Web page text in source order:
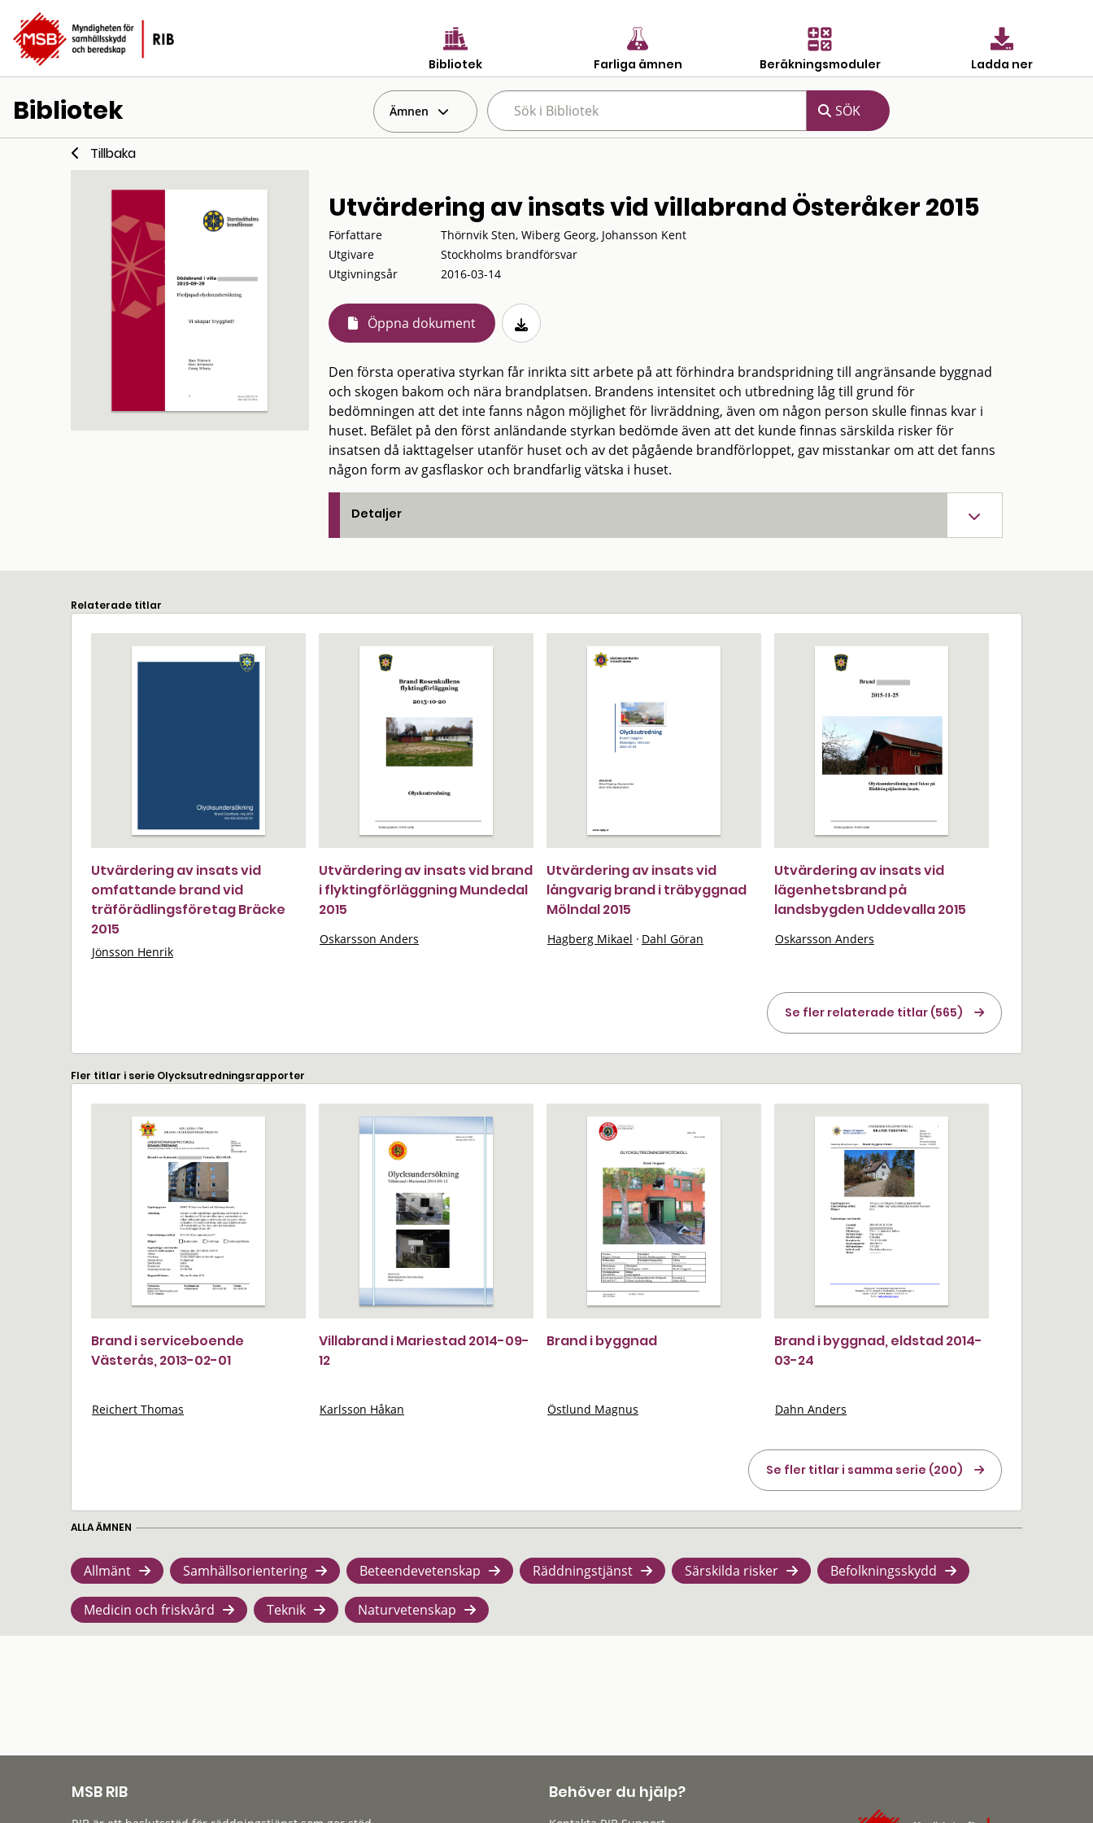
Bibliotek Farliga ämnen Beräkningsmoduler Ladda ner
Bibliotek Ämnen
Tillbaka
Utvärdering av insats vid villabrand Österåker 2015
Författare
Thörnvik Sten, Wiberg Georg, Johansson Kent
Utgivare
Stockholms brandförsvar
Utgivningsår
2016-03-14
Öppna dokument
Den första operativa styrkan får inrikta sitt arbete på att förhindra brandspridning till angränsande byggnad
och skogen bakom och nära brandplatsen. Brandens intensitet och utbredning låg till grund för
bedömningen att det inte fanns någon möjlighet för livräddning, även om någon person skulle finnas kvar i
huset. Befälet på den först anländande styrkan bedömde även att det kunde finnas särskilda risker för
insatsen då iakttagelser utanför huset och av det pågående brandförloppet, gav misstankar om att det fanns
någon form av gasflaskor och brandfarlig vätska i huset.
Detaljer
Relaterade titlar
Utvärdering av insats vid
omfattande brand vid
träförädlingsföretag Bräcke
2015
Jönsson Henrik
Utvärdering av insats vid brand
i flyktingförläggning Mundedal
2015
Oskarsson Anders
Utvärdering av insats vid
långvarig brand i träbyggnad
Mölndal 2015
Hagberg Mikael · Dahl Göran
Utvärdering av insats vid
lägenhetsbrand på
landsbygden Uddevalla 2015
Oskarsson Anders
Se fler relaterade titlar (565)
Fler titlar i serie Olycksutredningsrapporter
Brand i serviceboende
Västerås, 2013-02-01
Reichert Thomas
Villabrand i Mariestad 2014-09-
12
Karlsson Håkan
Brand i byggnad
Östlund Magnus
Brand i byggnad, eldstad 2014-
03-24
Dahn Anders
Se fler titlar i samma serie (200)
ALLA ÄMNEN
Allmänt Samhällsorientering Beteendevetenskap Räddningstjänst Särskilda risker Befolkningsskydd
Medicin och friskvård Teknik Naturvetenskap
MSB RIB Behöver du hjälp?